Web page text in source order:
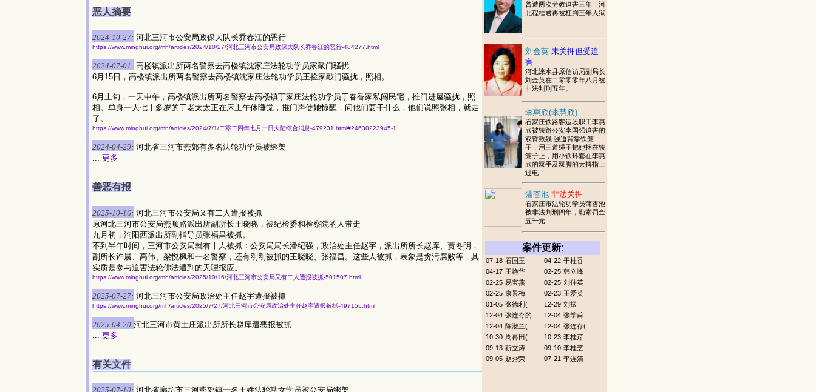
恶人摘要
2024-10-27: 河北三河市公安局政保大队长乔春江的恶行
https://www.minghui.org/mh/articles/2024/10/27/河北三河市公安局政保大队长乔春江的恶行-484277.html
2024-07-01: 高楼镇派出所两名警察去高楼镇沈家庄法轮功学员家敲门骚扰
6月15日，高楼镇派出所两名警察去高楼镇沈家庄法轮功学员王捡家敲门骚扰，照相。
6月上旬，一天中午，高楼镇派出所两名警察去高楼镇丁家庄法轮功学员于春香家私闯民宅，推门进屋骚扰，照
相。单身一人七十多岁的于老太太正在床上午休睡觉，推门声使她惊醒，问他们要干什么，他们说照张相，就走
了。
https://www.minghui.org/mh/articles/2024/7/1/二零二四年七月一日大陆综合消息-479231.html#24630223945-1
2024-04-29: 河北省三河市燕郊有多名法轮功学员被绑架
... 更多
善恶有报
2025-10-16: 河北三河市公安局又有二人遭报被抓
原河北三河市公安局燕顺路派出所副所长王晓晓，被纪检委和检察院的人带走
九月初，泃阳西派出所副指导员张福昌被抓。
不到半年时间，三河市公安局就有十人被抓：公安局局长潘纪强，政治处主任赵宇，派出所所长赵库、贾冬明，
副所长许晨、高伟、梁悦枫和一名警察，还有刚刚被抓的王晓晓、张福昌。这些人被抓，表象是贪污腐败等，其
实质是参与迫害法轮佛法遭到的天理报应。
https://www.minghui.org/mh/articles/2025/10/16/河北三河市公安局又有二人遭报被抓-501507.html
2025-07-27: 河北三河市公安局政治处主任赵宇遭报被抓
https://www.minghui.org/mh/articles/2025/7/27/河北三河市公安局政治处主任赵宇遭报被抓-497156.html
2025-04-20:河北三河市黄土庄派出所所长赵库遭恶报被抓
更多
有关文件
2025-07-10: 河北省廊坊市三河燕郊镇一名王姓法轮功女学员被公安局绑架
曾遭两次劳教迫害三年 河
北程桂君再被枉判三年入狱
刘金英 未关押但受迫
害
河北涞水县原信访局副局长
刘金英在二零零零年八月被
非法判刑五年。
李惠欣(李慧欣)
石家庄铁路客运段职工李惠
欣被铁路公安李国强迫害的
双臂致残:强迫背靠铁笼
子，用三道绳子把她捆在铁
笼子上，用小铁环套在李惠
欣的双手及双脚的大拇指上
过电
蒲杏池 非法关押
石家庄市法轮功学员蒲杏池
被非法判刑四年，勒索罚金
五千元
案件更新:
07-18 石国玉 04-22 于桂香
04-17 王艳华 02-25 韩立峰
02-25 易宝燕 02-25 刘仲英
02-25 康景梅 02-23 王爱英
01-05 张德利( 12-29 刘振
12-04 张连存的 12-04 张学甫
12-04 陈淑兰( 12-04 张连存(
10-30 周再田( 10-23 李桂芹
09-13 靳立涛 09-10 李桂芝
09-05 赵秀荣 07-21 李连清